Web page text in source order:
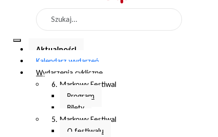
Aktualności
Kalendarz wydarzeń
Wydarzenia cykliczne
6. Markowy Festiwal
Program
Bilety
5. Markowy Festiwal
O festiwalu